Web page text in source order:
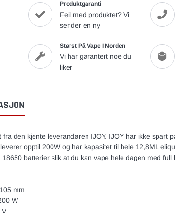
Produktgaranti
Feil med produktet? Vi
sender en ny
Størst På Vape I Norden
Vi har garantert noe du
liker
fra den kjente leverandøren IJOY. IJOY har ikke spart
opptil 200W og har kapasitet til hele 12,8ML
batterier slik at du kan vape hele dagen med full
mm
W
V